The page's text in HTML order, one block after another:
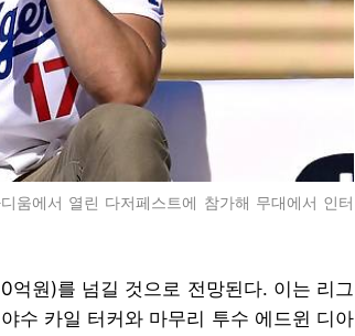
움에서 열린 다저페스트에 참가해 무대에서 인터
억원)를 넘길 것으로 전망된다. 이는 리그
수 카일 터커와 마무리 투수 에드윈 디아